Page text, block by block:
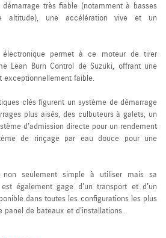
très fiable (notamment à basses
altitude), une accélération vive et un
électronique permet à ce moteur de tirer
Lean Burn Control de Suzuki, offrant une
exceptionnellement faible.
clés figurent un système de démarrage
plus aisés, des culbuteurs à galets, un
d'admission directe pour un rendement
de rinçage par eau douce pour une
seulement simple à utiliser mais sa
également gage d'un transport et d'un
dans toutes les configurations les plus
panel de bateaux et d'installations.